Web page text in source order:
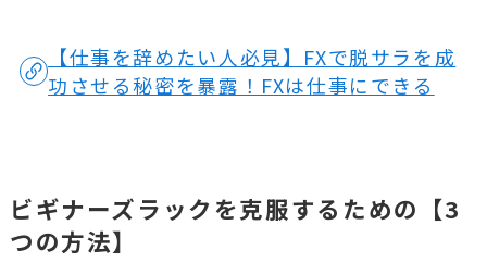
【仕事を辞めたい人必見】FXで脱サラを成
功させる秘密を暴露！FXは仕事にできる
ビギナーズラックを克服するための【3
つの方法】